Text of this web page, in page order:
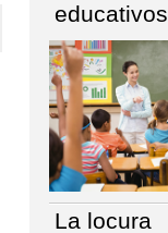
educativos
La locura